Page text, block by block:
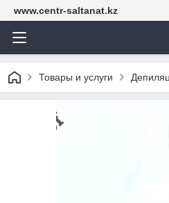
www.centr-saltanat.kz
Товары и услуги